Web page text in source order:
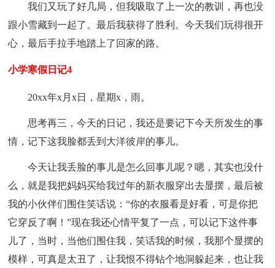
我们又玩了好几局，但我吸取了上一次的教训，再也没
跟小雪藏到一起了。最后我获得了胜利。今天我们玩得很开
心，最后手拉手地踏上了回家的路。
小学寒假日记4
20xx年x月x日，星期x，雨。
思考再三，今天的日记，我还是要记下今天所发生的事
情，记下这我脸都丢到大洋彼岸的事儿。
今天让我丢脸的事儿是怎么回事儿呢？嗯，其实也没什
么，就是我把妈妈买给我过年的新衣服穿出去显摆，最后被
我的小伙伴们围住笑话说：“你的衣服看是好看，可是你把
它穿反了啊！”现在我还心情平复了一点，可以记下这件事
儿了，当时，当他们围住我，笑话我的时候，我那个显摆的
模样，可真是太丑了，让我恨不得钻个地洞躲起来，也让我